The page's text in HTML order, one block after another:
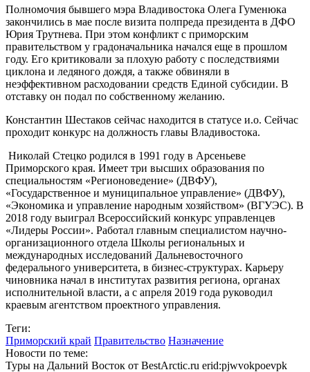
Полномочия бывшего мэра Владивостока Олега Гуменюка
закончились в мае после визита полпреда президента в ДФО
Юрия Трутнева. При этом конфликт с приморским
правительством у градоначальника начался еще в прошлом
году. Его критиковали за плохую работу с последствиями
циклона и ледяного дождя, а также обвиняли в
неэффективном расходовании средств Единой субсидии. В
отставку он подал по собственному желанию.
Константин Шестаков сейчас находится в статусе и.о. Сейчас
проходит конкурс на должность главы Владивостока.
Николай Стецко родился в 1991 году в Арсеньеве
Приморского края. Имеет три высших образования по
специальностям «Регионоведение» (ДВФУ),
«Государственное и муниципальное управление» (ДВФУ),
«Экономика и управление народным хозяйством» (ВГУЭС). В
2018 году выиграл Всероссийский конкурс управленцев
«Лидеры России». Работал главным специалистом научно-
организационного отдела Школы региональных и
международных исследований Дальневосточного
федерального университета, в бизнес-структурах. Карьеру
чиновника начал в институтах развития региона, органах
исполнительной власти, а с апреля 2019 года руководил
краевым агентством проектного управления.
Теги:
Приморский край Правительство Назначение
Новости по теме:
Туры на Дальний Восток от BestArctic.ru erid:pjwvokpoevpk